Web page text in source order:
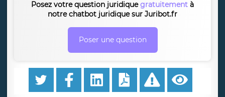
Posez votre question juridiquegratuitement à
notre chatbot juridique sur Juribot.fr
Poser une question